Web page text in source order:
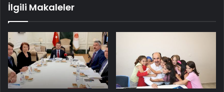
İlgili Makaleler